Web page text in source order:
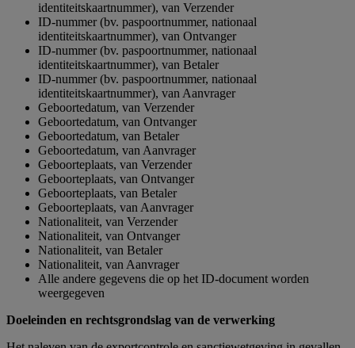
identiteitskaartnummer), van Verzender
ID-nummer (bv. paspoortnummer, nationaal
identiteitskaartnummer), van Ontvanger
ID-nummer (bv. paspoortnummer, nationaal
identiteitskaartnummer), van Betaler
ID-nummer (bv. paspoortnummer, nationaal
identiteitskaartnummer), van Aanvrager
Geboortedatum, van Verzender
Geboortedatum, van Ontvanger
Geboortedatum, van Betaler
Geboortedatum, van Aanvrager
Geboorteplaats, van Verzender
Geboorteplaats, van Ontvanger
Geboorteplaats, van Betaler
Geboorteplaats, van Aanvrager
Nationaliteit, van Verzender
Nationaliteit, van Ontvanger
Nationaliteit, van Betaler
Nationaliteit, van Aanvrager
Alle andere gegevens die op het ID-document worden
weergegeven
Doeleinden en rechtsgrondslag van de verwerking